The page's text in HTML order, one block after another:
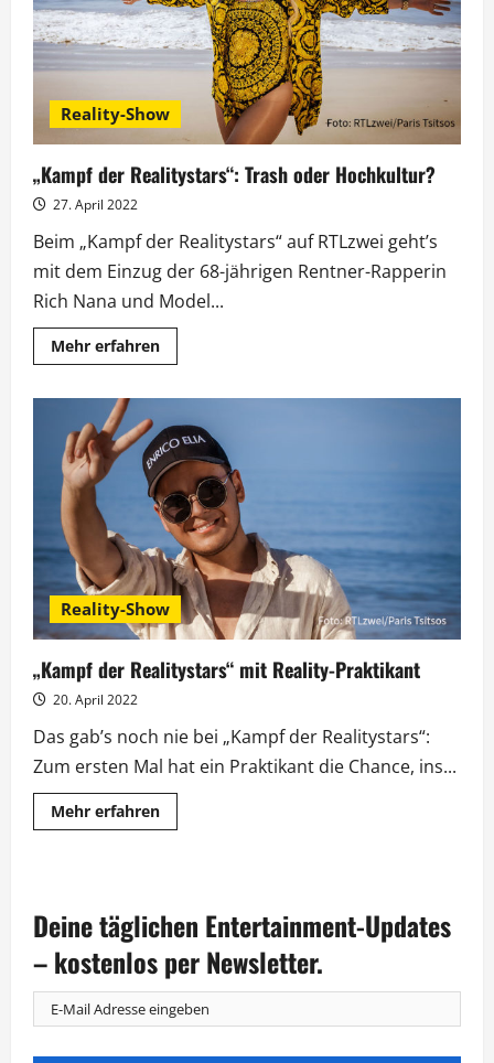
Reality-Show
„Kampf der Realitystars“: Trash oder Hochkultur?
27. April 2022
Beim „Kampf der Realitystars“ auf RTLzwei geht’s
mit dem Einzug der 68-jährigen Rentner-Rapperin
Rich Nana und Model...
Mehr erfahrenMehr
Informationen
Realitystars“:
Trash
oder
Hochkultur?
Reality-Show
„Kampf der Realitystars“ mit Reality-Praktikant
20. April 2022
Das gab’s noch nie bei „Kampf der Realitystars“:
Zum ersten Mal hat ein Praktikant die Chance, ins...
Mehr erfahrenMehr
Informationen
Reality-
Praktikant
Deine täglichen Entertainment-Updates
– kostenlos per Newsletter.